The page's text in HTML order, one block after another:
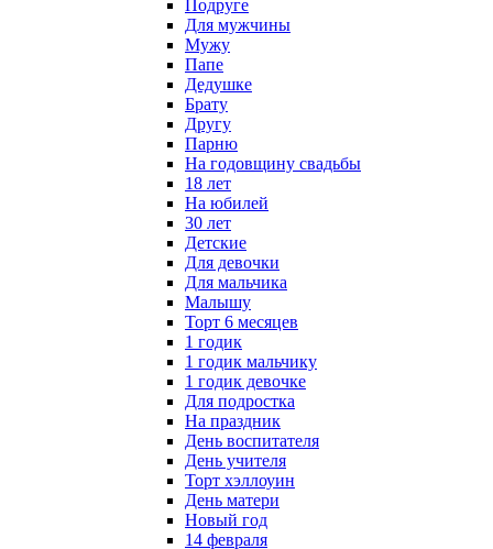
Подруге
Для мужчины
Мужу
Папе
Дедушке
Брату
Другу
Парню
На годовщину свадьбы
18 лет
На юбилей
30 лет
Детские
Для девочки
Для мальчика
Малышу
Торт 6 месяцев
1 годик
1 годик мальчику
1 годик девочке
Для подростка
На праздник
День воспитателя
День учителя
Торт хэллоуин
День матери
Новый год
14 февраля